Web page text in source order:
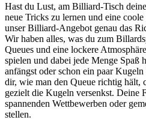
Hast du Lust, am Billiard-Tisch
neue Tricks zu lernen und eine
unser Billiard-Angebot genau das
Wir haben alles, was du zum
Queues und eine lockere
spielen und dabei jede Menge Spaß
anfängst oder schon ein paar
dir, wie man den Queue richtig hält,
gezielt die Kugeln versenkst. Deine
spannenden Wettbewerben oder
stellen.